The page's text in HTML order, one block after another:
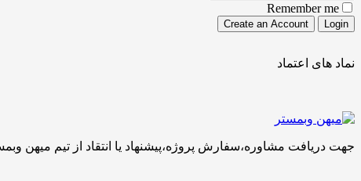
Remember me
نماد های اعتماد
جهت دریافت مشاوره،سفارش پروژه،پیشنهاد یا انتقاد از تیم میهن وبمستر با ما تماس بگیرید.کارشناسان